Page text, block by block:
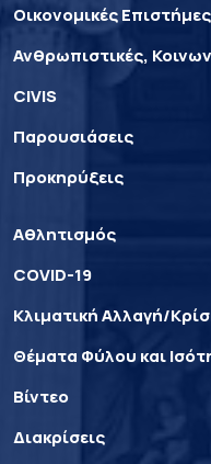
Οικονομικές Επιστήμες
Ανθρωπιστικές,
CIVIS
Παρουσιάσεις
Προκηρύξεις
Αθλητισμός
COVID-19
Κλιματική Αλλαγή/
Θέματα Φύλου και
Βίντεο
Διακρίσεις